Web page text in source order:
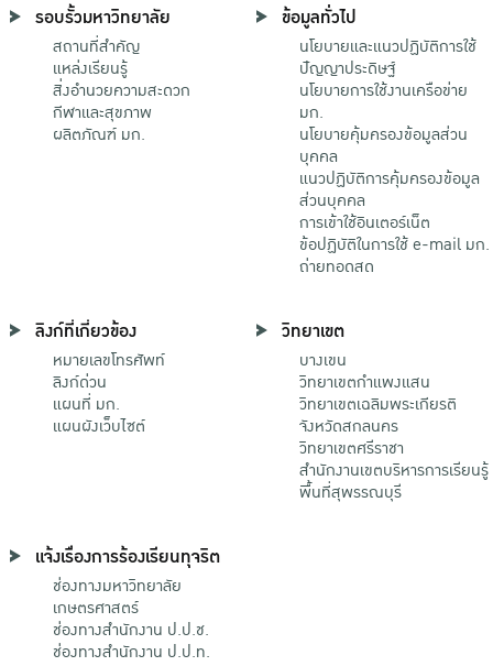
รอบรั้วมหาวิทยาลัย
สถานที่สำคัญ
แหล่งเรียนรู้
สิ่งอำนวยความสะดวก
กีฬาและสุขภาพ
ผลิตภัณฑ์ มก.
ข้อมูลทั่วไป
นโยบายและแนวปฏิบัติการใช้
ปัญญาประดิษฐ์
นโยบายการใช้งานเครือข่าย
มก.
นโยบายคุ้มครองข้อมูลส่วน
บุคคล
แนวปฏิบัติการคุ้มครองข้อมูล
ส่วนบุคคล
การเข้าใช้อินเตอร์เน็ต
ข้อปฏิบัติในการใช้ e-mail มก.
ถ่ายทอดสด
ลิงก์ที่เกี่ยวข้อง
หมายเลขโทรศัพท์
ลิงก์ด่วน
แผนที่ มก.
แผนผังเว็บไซต์
วิทยาเขต
บางเขน
วิทยาเขตกําแพงแสน
วิทยาเขตเฉลิมพระเกียรติ
จังหวัดสกลนคร
วิทยาเขตศรีราชา
สำนักงานเขตบริหารการเรียนรู้
พื้นที่สุพรรณบุรี
แจ้งเรื่องการร้องเรียนทุจริต
ช่องทางมหาวิทยาลัย
เกษตรศาสตร์
ช่องทางสำนักงาน ป.ป.ช.
ช่องทางสำนักงาน ป.ป.ท.